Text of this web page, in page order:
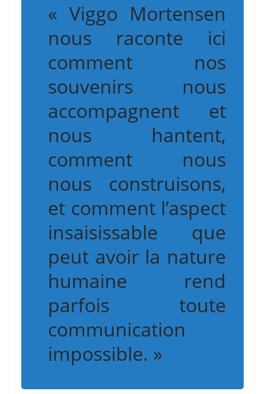
« Viggo Mortensen
nous raconte ici
comment nos
souvenirs nous
accompagnent et
nous hantent,
comment nous
nous construisons,
et comment l’aspect
insaisissable que
peut avoir la nature
humaine rend
parfois toute
communication
impossible. »